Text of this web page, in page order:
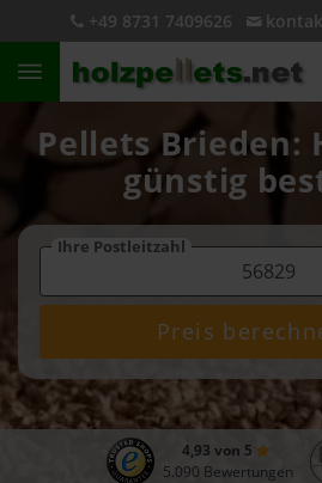
+49 8731 7409626
Pellets Brieden:
günstig
Ihre Postleitzahl
Preis
4,93 von 5
5.090 Bewertungen